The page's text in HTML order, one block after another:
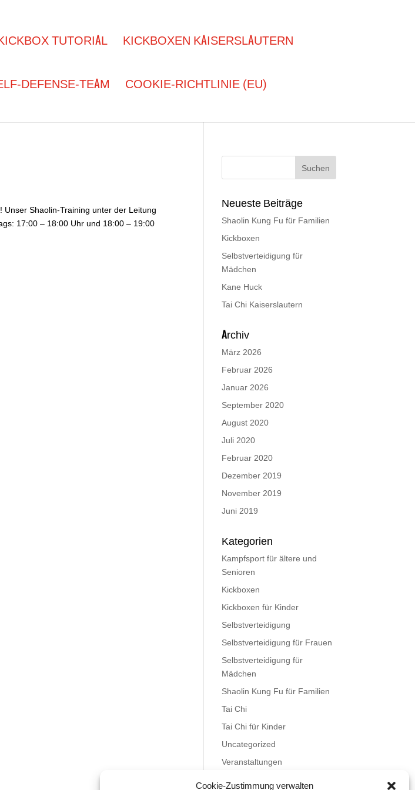
Cookie-Zustimmung verwalten
TUTORIAL KICKBOXEN KAISERSLAUTERN
DEFENSE-TEAM COOKIE-RICHTLINIE (EU)
Shaolin-Training unter der Leitung
17:00 – 18:00 Uhr und 18:00 – 19:00
Neueste Beiträge
Shaolin Kung Fu für Familien
Kickboxen
Selbstverteidigung für
Mädchen
Kane Huck
Tai Chi Kaiserslautern
Archiv
März 2026
Februar 2026
Januar 2026
September 2020
August 2020
Juli 2020
Februar 2020
Dezember 2019
November 2019
Juni 2019
Kategorien
Kampfsport für ältere und
Senioren
Kickboxen
Kickboxen für Kinder
Selbstverteidigung
Selbstverteidigung für Frauen
Selbstverteidigung für
Mädchen
Shaolin Kung Fu für Familien
Tai Chi
Tai Chi für Kinder
Uncategorized
Veranstaltungen